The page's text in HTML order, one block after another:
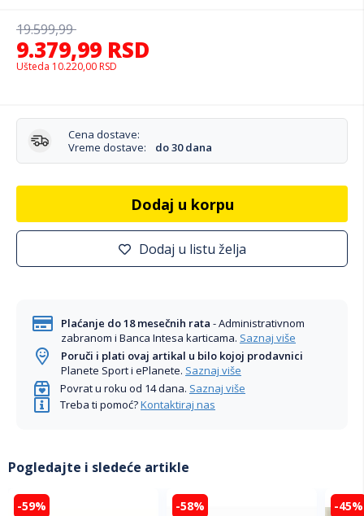
9.379,99 RSD
19.599,99
Ušteda 10.220,00 RSD
Cena dostave:
Vreme dostave:
do 30 dana
Dodaj u korpu
Dodaj u listu želja
Plaćanje do 18 mesečnih rata - Administrativnom
zabranom i Banca Intesa karticama. Saznaj više
Poruči i plati ovaj artikal u bilo kojoj prodavnici
Planete Sport i ePlanete. Saznaj više
Povrat u roku od 14 dana. Saznaj više
Treba ti pomoć?Kontaktiraj nas
Pogledajte i sledeće artikle
-59% -58% -45%